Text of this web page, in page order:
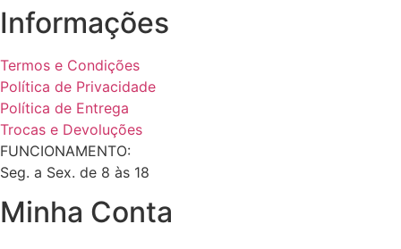
Informações
Termos e Condições
Política de Privacidade
Política de Entrega
Trocas e Devoluções
FUNCIONAMENTO:
Seg. a Sex. de 8 às 18
Minha Conta